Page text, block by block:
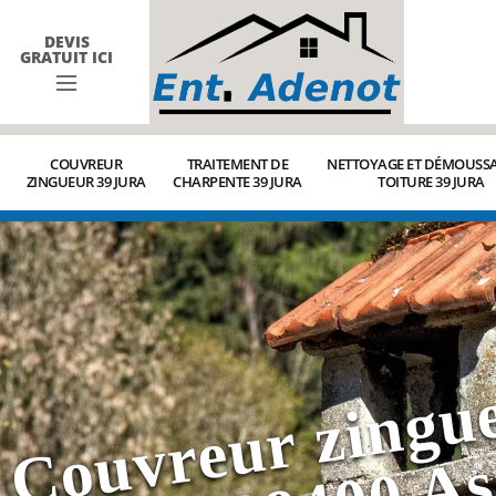
DEVIS
GRATUIT ICI
COUVREUR
ZINGUEUR 39 JURA
TRAITEMENT DE
CHARPENTE 39 JURA
NETTOYAGE ET
TOITURE 39 JURA